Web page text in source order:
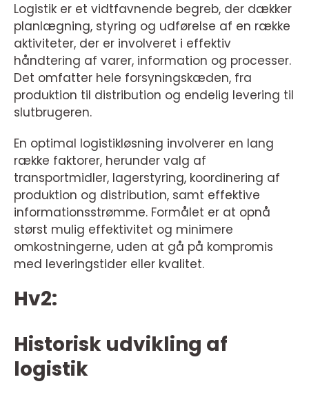
Logistik er et vidtfavnende begreb, der dækker
planlægning, styring og udførelse af en række
aktiviteter, der er involveret i effektiv
håndtering af varer, information og processer.
Det omfatter hele forsyningskæden, fra
produktion til distribution og endelig levering til
slutbrugeren.
En optimal logistikløsning involverer en lang
række faktorer, herunder valg af
transportmidler, lagerstyring, koordinering af
produktion og distribution, samt effektive
informationsstrømme. Formålet er at opnå
størst mulig effektivitet og minimere
omkostningerne, uden at gå på kompromis
med leveringstider eller kvalitet.
Hv2:
Historisk udvikling af
logistik